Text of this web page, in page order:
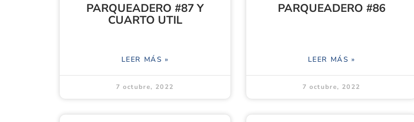
PARQUEADERO #87 Y
CUARTO UTIL
LEER MÁS »
7 octubre, 2022
PARQUEADERO #86
LEER MÁS »
7 octubre, 2022